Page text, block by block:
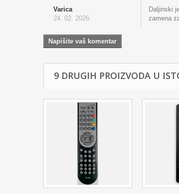
Varica
24. 02. 2026.
Daljinski
zamena
Napišite vaš komentar
9 DRUGIH PROIZVODA U